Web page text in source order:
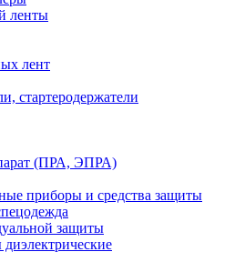
ленты
лент
стартеродержатели
(ПРА, ЭПРА)
приборы и средства защиты
защиты